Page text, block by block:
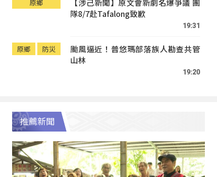
原鄉
隊8/7赴Tafalong致歉
19:31
原鄉 防災
颱風逼近！普悠瑪部落族人勘查共管
山林
19:20
推薦新聞